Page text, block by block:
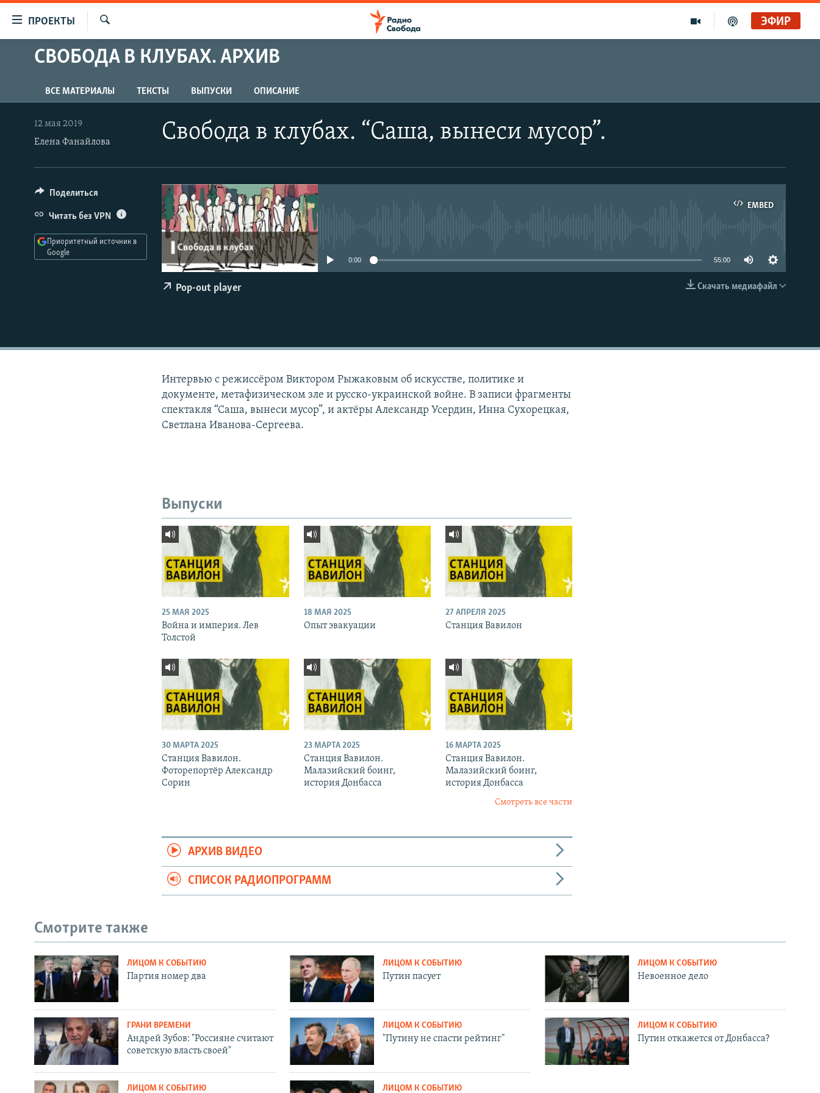
упрощенного
Вернуться
к
основному
содержанию
навигации
Вернутся
ПРОЕКТЫ
ПРОГРАММЫ
АВТОРСКИЕ ПРОЕКТЫ
ЦИТАТЫ СВОБОДЫ
МНЕНИЯ
КУЛЬТУРА
IDEL.РЕАЛИИ
КАВКАЗ.РЕАЛИИ
СЕВЕР.РЕАЛИИ
СИБИРЬ.РЕАЛИИ
ЭФИР
СВОБОДА В КЛУБАХ. АРХИВ
ВСЕ МАТЕРИАЛЫ ТЕКСТЫ ВЫПУСКИ ОПИСАНИЕ
Свобода в клубах. “Саша, вынеси мусор”.
12 мая 2019
Елена Фанайлова
EMBED
EMBED
0:00 55:00
Скачать медиафайл
Pop-out player
Поделиться
Читать без VPN
Приоритетный источник в
Google
Интервью с режиссёром Виктором Рыжаковым об искусстве, политике и
документе, метафизическом зле и русско-украинской войне. В записи фрагменты
спектакля “Саша, вынеси мусор”, и актёры Александр Усердин, Инна Сухорецкая,
Светлана Иванова-Сергеева.
Выпуски
25 МАЯ 2025
Война и империя. Лев
Толстой
18 МАЯ 2025
Опыт эвакуации
27 АПРЕЛЯ 2025
Станция Вавилон
30 МАРТА 2025
Станция Вавилон.
Фоторепортёр Александр
Сорин
23 МАРТА 2025
Станция Вавилон.
Малазийский боинг,
история Донбасса
16 МАРТА 2025
Станция Вавилон.
Малазийский боинг,
история Донбасса
Смотреть все части
АРХИВ ВИДЕО
СПИСОК РАДИОПРОГРАММ
Смотрите также
ЛИЦОМ К СОБЫТИЮ
Партия номер два
ЛИЦОМ К СОБЫТИЮ
Путин пасует
ЛИЦОМ К СОБЫТИЮ
Невоенное дело
ГРАНИ ВРЕМЕНИ
Андрей Зубов: "Россияне считают
советскую власть своей"
ЛИЦОМ К СОБЫТИЮ
"Путину не спасти рейтинг"
ЛИЦОМ К СОБЫТИЮ
Путин откажется от Донбасса?
ЛИЦОМ К СОБЫТИЮ ЛИЦОМ К СОБЫТИЮ